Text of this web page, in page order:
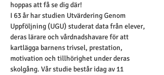
hoppas att få se dig där!
I 63 år har studien Utvärdering Genom
Uppföljning (UGU) studerat data från elever,
deras lärare och vårdnadshavare för att
kartlägga barnens trivsel, prestation,
motivation och tillhörighet under deras
skolgång. Vår studie består idag av 11